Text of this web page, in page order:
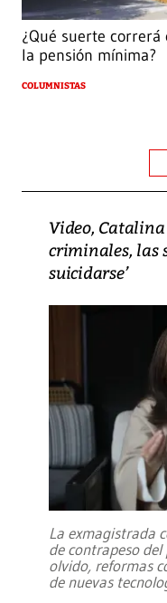
¿Qué suerte
la pensión mínima?
COLUMNISTAS
Video, Catalina
criminales, las
suicidarse’
La exmagistrada
de contrapeso
olvido, reformas
de nuevas